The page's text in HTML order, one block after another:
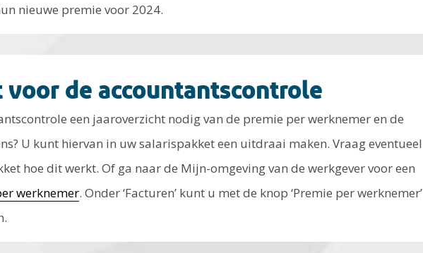
nieuwe premie voor 2024.
voor de accountantscontrole
een jaaroverzicht nodig van de premie per werknemer en de
U kunt hiervan in uw salarispakket een uitdraai maken. Vraag eventueel
hoe dit werkt. Of ga naar de Mijn-omgeving van de werkgever voor een
werknemer. Onder ‘Facturen’ kunt u met de knop ‘Premie per werknemer’